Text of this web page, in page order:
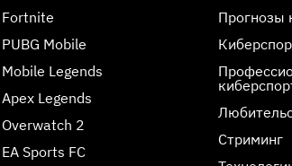
Fortnite
PUBG Mobile
Mobile Legends
Apex Legends
Overwatch 2
EA Sports FC
Прогнозы
Стриминг